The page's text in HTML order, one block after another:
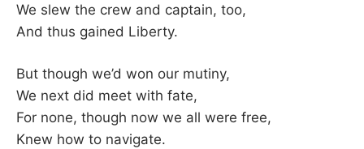
We slew the crew and captain, too,
And thus gained Liberty.
But though we’d won our mutiny,
We next did meet with fate,
For none, though now we all were free,
Knew how to navigate.